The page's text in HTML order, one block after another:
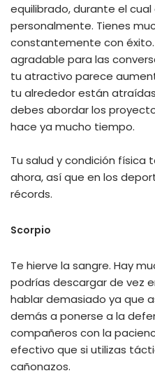
equilibrado, durante el
personalmente. Tienes
constantemente con
agradable para las
tu atractivo parece
tu alrededor están
debes abordar los
hace ya mucho tiempo.
Tu salud y condición física
ahora, así que en los
récords.
Scorpio
Te hierve la sangre. Hay
podrías descargar de vez
hablar demasiado ya que
demás a ponerse a la
compañeros con la
efectivo que si utilizas
cañonazos.